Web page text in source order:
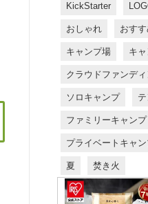
KickStarter
おしゃれ おすす
キャンプ場 キ
クラウドファンデ
ソロキャンプ テ
ファミリーキャンプ
プライベートキャ
夏 焚き火